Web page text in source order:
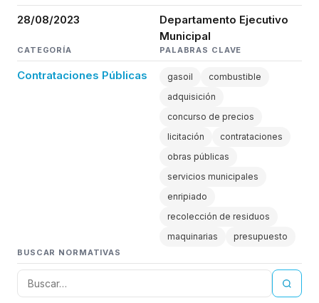
28/08/2023
Departamento Ejecutivo
Municipal
CATEGORÍA
Contrataciones Públicas
PALABRAS CLAVE
gasoil
combustible
adquisición
concurso de precios
licitación
contrataciones
obras públicas
servicios municipales
enripiado
recolección de residuos
maquinarias
presupuesto
BUSCAR NORMATIVAS